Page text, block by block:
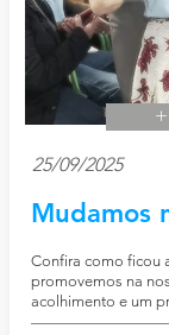
25/09/2025
Mudamos
Confira como ficou
promovemos na
acolhimento e um